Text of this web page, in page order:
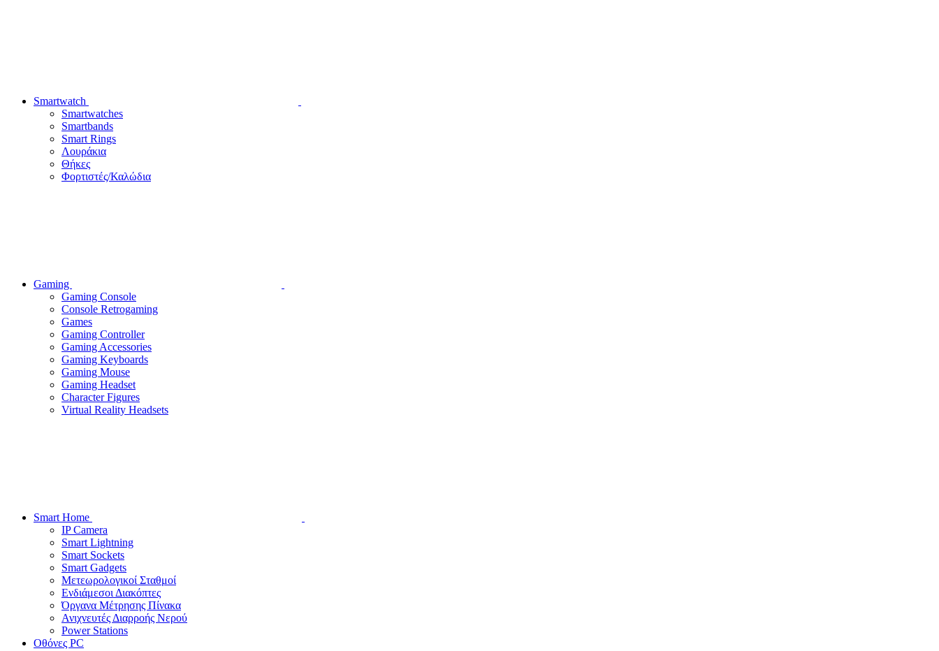
Smartwatch
Smartwatches
Smartbands
Smart Rings
Λουράκια
Θήκες
Φορτιστές/Καλώδια
Gaming
Gaming Console
Console Retrogaming
Games
Gaming Controller
Gaming Accessories
Gaming Keyboards
Gaming Mouse
Gaming Headset
Character Figures
Virtual Reality Headsets
Smart Home
IP Camera
Smart Lightning
Smart Sockets
Smart Gadgets
Μετεωρολογικοί Σταθμοί
Ενδιάμεσοι Διακόπτες
Όργανα Μέτρησης Πίνακα
Ανιχνευτές Διαρροής Νερού
Power Stations
Οθόνες PC